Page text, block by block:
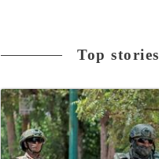
Top stories